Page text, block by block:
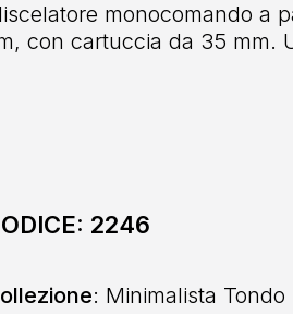
monocomando a
con cartuccia da 35 mm.
2246
: Minimalista Tondo